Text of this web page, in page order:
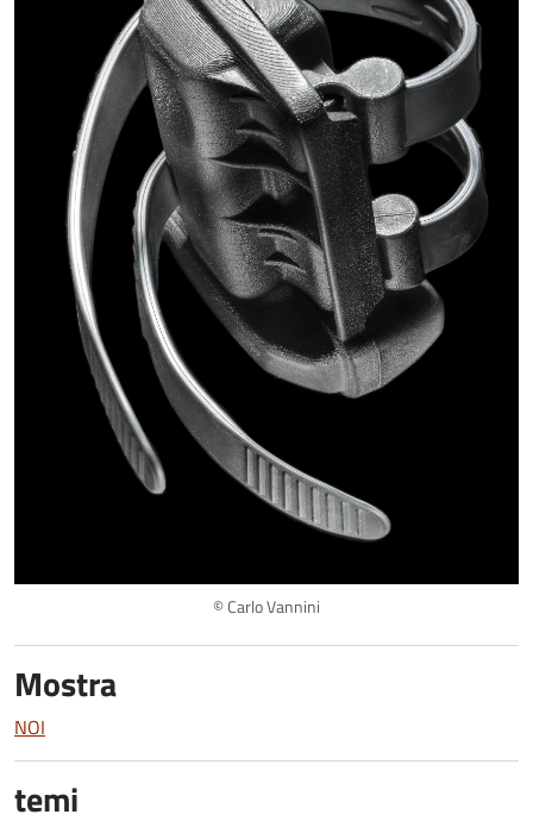
© Carlo Vannini
Mostra
NOI
temi